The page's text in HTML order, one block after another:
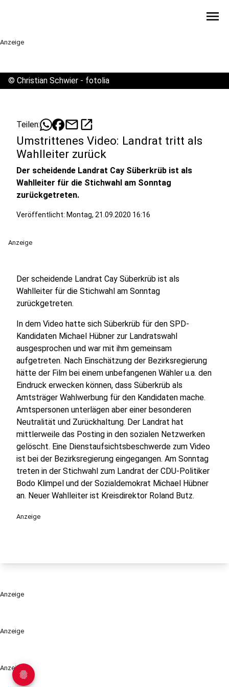
menu
Anzeige
Anzeige
Anzeige
© Christian Schwier - fotolia
Teilen: mailopen_in_new
Umstrittenes Video: Landrat tritt als
Wahlleiter zurück
Der scheidende Landrat Cay Süberkrüb ist als
Wahlleiter für die Stichwahl am Sonntag
zurückgetreten.
Veröffentlicht: Montag, 21.09.2020 16:16
Anzeige
Der scheidende Landrat Cay Süberkrüb ist als
Wahlleiter für die Stichwahl am Sonntag
zurückgetreten.
In dem Video hatte sich Süberkrüb für den SPD-
Kandidaten Michael Hübner zur Landratswahl
ausgesprochen und war mit ihm gemeinsam
aufgetreten. Nach Einschätzung der Bezirksregierung
hätte der Film bei einem unbefangenen Wähler u.a. den
Eindruck erwecken können, dass Süberkrüb als
Amtsträger Wahlwerbung für den Kandidaten mache.
Amtspersonen unterlägen aber einer besonderen
Neutralität und Zurückhaltung. Der Landrat hat
mittlerweile das Posting in den sozialen Netzwerken
gelöscht. Eine Dienstaufsichtsbeschwerde zum Video
ist bei der Bezirksregierung eingegangen. Am Sonntag
treten in der Stichwahl zum Landrat der CDU-Politiker
Bodo Klimpel und der Sozialdemokrat Michael Hübner
an. Neuer Wahlleiter ist Kreisdirektor Roland Butz.
Anzeige
Anzeige